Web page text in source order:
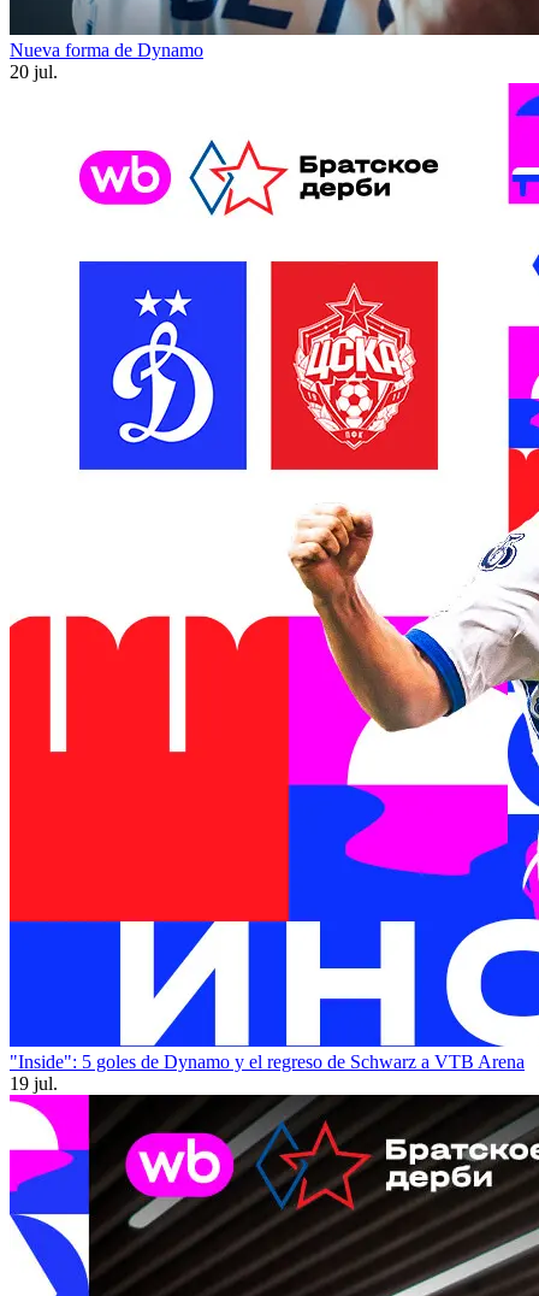
Nueva forma de Dynamo
20 jul.
"Inside": 5 goles de Dynamo y el regreso de Schwarz a VTB Arena
19 jul.